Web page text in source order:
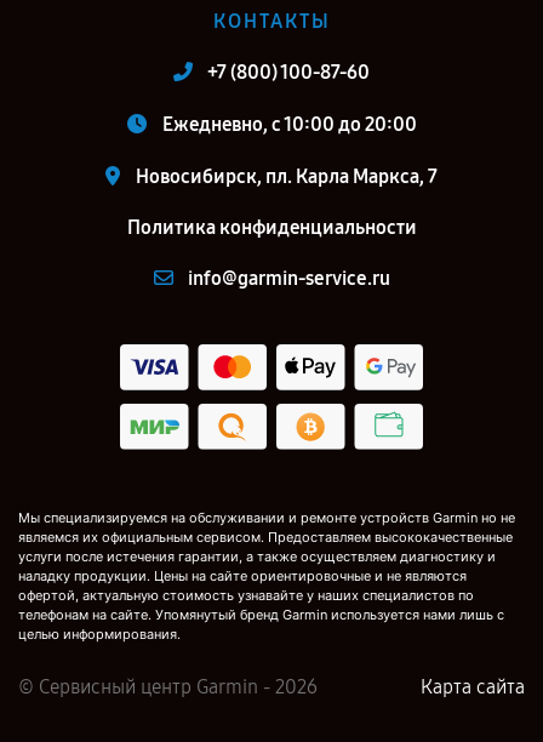
КОНТАКТЫ
+7 (800) 100-87-60
Ежедневно, с 10:00 до 20:00
Новосибирск, пл. Карла Маркса, 7
Политика конфиденциальности
info@garmin-service.ru
Мы специализируемся на обслуживании и ремонте устройств Garmin но не
являемся их официальным сервисом. Предоставляем высококачественные
услуги после истечения гарантии, а также осуществляем диагностику и
наладку продукции. Цены на сайте ориентировочные и не являются
офертой, актуальную стоимость узнавайте у наших специалистов по
телефонам на сайте. Упомянутый бренд Garmin используется нами лишь с
целью информирования.
© Сервисный центр Garmin - 2026 Карта сайта